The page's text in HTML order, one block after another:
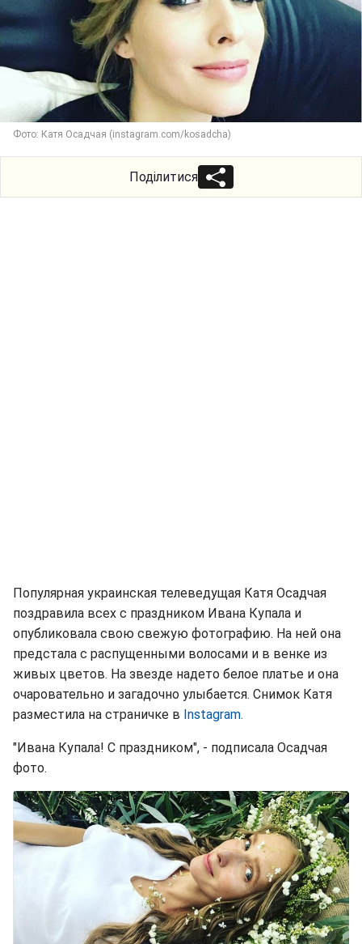
Фото: Катя Осадчая (instagram.com/kosadcha)
Поділитися
Популярная украинская телеведущая Катя Осадчая
поздравила всех с праздником Ивана Купала и
опубликовала свою свежую фотографию. На ней она
предстала с распущенными волосами и в венке из
живых цветов. На звезде надето белое платье и она
очаровательно и загадочно улыбается. Снимок Катя
разместила на страничке в Instagram.
"Ивана Купала! С праздником", - подписала Осадчая
фото.